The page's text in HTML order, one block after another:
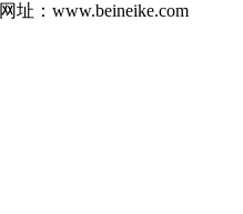
网址：www.beineike.com